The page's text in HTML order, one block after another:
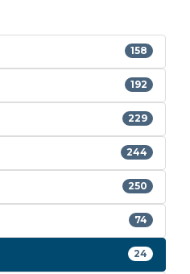
158
192
229
244
250
74
24